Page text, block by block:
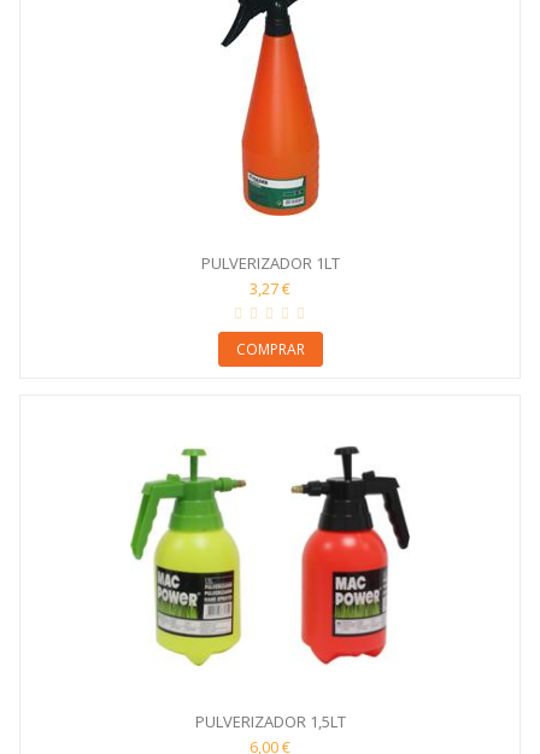
PULVERIZADOR 1LT
3,27 €
COMPRAR
PULVERIZADOR 1,5LT
6,00 €